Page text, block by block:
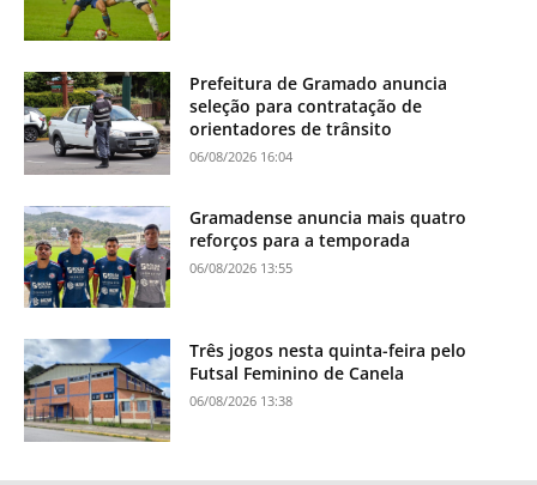
Prefeitura de Gramado anuncia
seleção para contratação de
orientadores de trânsito
06/08/2026 16:04
Gramadense anuncia mais quatro
reforços para a temporada
06/08/2026 13:55
Três jogos nesta quinta-feira pelo
Futsal Feminino de Canela
06/08/2026 13:38